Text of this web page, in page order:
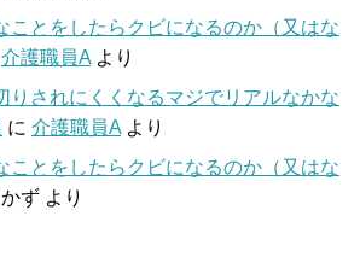
ことをしたらクビになるのか（又はな
介護職員A より
りされにくくなるマジでリアルなかな
に 介護職員A より
ことをしたらクビになるのか（又はな
かず より